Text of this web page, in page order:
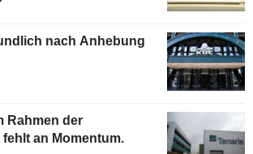
nach Anhebung
Rahmen der
an Momentum.